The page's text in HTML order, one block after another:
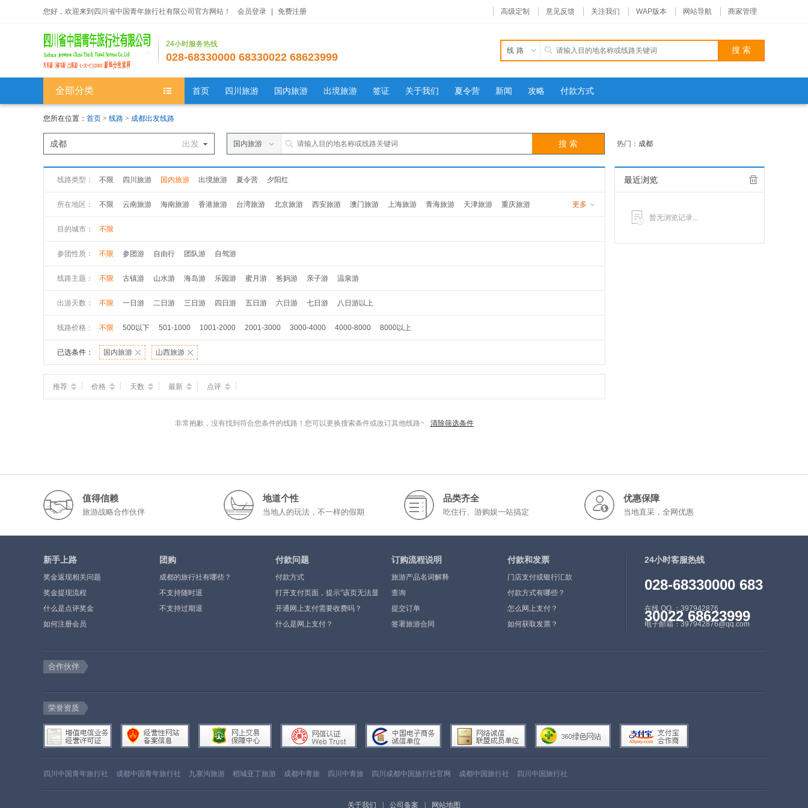
您好，欢迎来到四川省中国青年旅行社有限公司官方网站！ 会员登录 免费注册 高级定制 意见反馈 关注我们 WAP版本 网站导航 商家管理
24小时服务热线
028-68330000 68330022 68623999
线路
全部分类 首页 四川旅游 国内旅游 出境旅游 签证 关于我们 夏令营 新闻 攻略 付款方式
您所在位置： 首页 > 线路 > 成都出发线路
出发
成都 国内旅游 热门： 成都
线路类型： 不限 四川旅游 国内旅游 出境旅游 夏令营 夕阳红
所在地区： 不限 云南旅游 海南旅游 香港旅游 台湾旅游 北京旅游 西安旅游 澳门旅游 上海旅游 青海旅游 天津旅游
重庆旅游
山西旅游
更多
目的城市： 不限
参团性质： 不限 参团游 自由行 团队游 自驾游
线路主题： 不限 古镇游 山水游 海岛游 乐园游 蜜月游 爸妈游 亲子游 温泉游
出游天数： 不限 一日游 二日游 三日游 四日游 五日游 六日游 七日游 八日游以上
线路价格： 不限 500以下 501-1000 1001-2000 2001-3000 3000-4000 4000-8000 8000以上
已选条件： 国内旅游 山西旅游
推荐 价格 天数 最新 点评
非常抱歉，没有找到符合您条件的线路！您可以更换搜索条件或改订其他线路~ 清除筛选条件
最近浏览
暂无浏览记录...
值得信赖
旅游战略合作伙伴
地道个性
当地人的玩法，不一样的假期
品类齐全
吃住行、游购娱一站搞定
优惠保障
当地直采，全网优惠
新手上路
奖金返现相关问题
奖金提现流程
什么是点评奖金
如何注册会员
团购
成都的旅行社有哪些？
不支持随时退
不支持过期退
付款问题
付款方式
打开支付页面，提示”该页无法显
示”或空白页，可能是什么原因？
开通网上支付需要收费吗？
什么是网上支付？
订购流程说明
旅游产品名词解释
查询
提交订单
签署旅游合同
付款和发票
门店支付或银行汇款
付款方式有哪些？
怎么网上支付？
如何获取发票？
24小时客服热线
028-68330000 683
30022 68623999
在线 QQ ：397942876
电子邮箱：397942876@qq.com
合作伙伴
荣誉资质
四川中国青年旅行社 成都中国青年旅行社 九寨沟旅游 稻城亚丁旅游 成都中青旅 四川中青旅 四川成都中国旅行社官网 成都中国旅行社 四川中国旅行社
关于我们 公司备案 网站地图